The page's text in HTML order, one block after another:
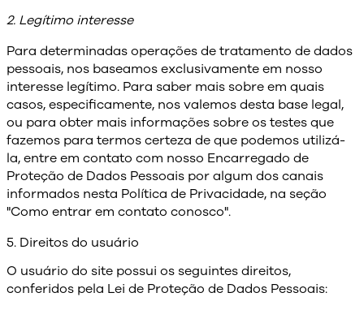
2. Legítimo interesse
Para determinadas operações de tratamento de dados
pessoais, nos baseamos exclusivamente em nosso
interesse legítimo. Para saber mais sobre em quais
casos, especificamente, nos valemos desta base legal,
ou para obter mais informações sobre os testes que
fazemos para termos certeza de que podemos utilizá-
la, entre em contato com nosso Encarregado de
Proteção de Dados Pessoais por algum dos canais
informados nesta Política de Privacidade, na seção
"Como entrar em contato conosco".
5. Direitos do usuário
O usuário do site possui os seguintes direitos,
conferidos pela Lei de Proteção de Dados Pessoais: